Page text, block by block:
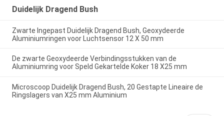
Duidelijk Dragend Bush
Zwarte Ingepast Duidelijk Dragend Bush, Geoxydeerde
Aluminiumringen voor Luchtsensor 12 X 50 mm
De zwarte Geoxydeerde Verbindingsstukken van de
Aluminiumring voor Speld Gekartelde Koker 18 X25 mm
Microscoop Duidelijk Dragend Bush, 20 Gestapte Lineaire de
Ringslagers van X25 mm Aluminium